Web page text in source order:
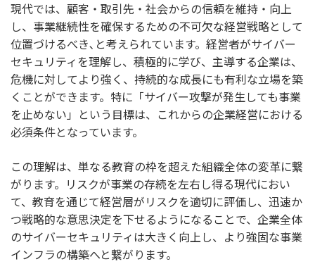
現代では、顧客・取引先・社会からの信頼を維持・向上
し、事業継続性を確保するための不可欠な経営戦略として
位置づけるべき､と考えられています。経営者がサイバー
セキュリティを理解し、積極的に学び、主導する企業は、
危機に対してより強く、持続的な成長にも有利な立場を築
くことができます。特に「サイバー攻撃が発生しても事業
を止めない」という目標は、これからの企業経営における
必須条件となっています。
この理解は、単なる教育の枠を超えた組織全体の変革に繋
がります。リスクが事業の存続を左右し得る現代におい
て、教育を通じて経営層がリスクを適切に評価し、迅速か
つ戦略的な意思決定を下せるようになることで、企業全体
のサイバーセキュリティは大きく向上し、より強固な事業
インフラの構築へと繋がります。